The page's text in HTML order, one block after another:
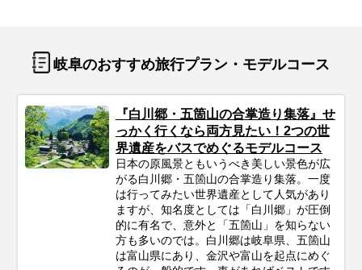
岐阜のおすすめ旅行プラン・モデルコース
『白川郷・五箇山の合掌造り集落』せ
っかく行くなら両方見たい！2つの世
界遺産をバスでめぐるモデルコース
日本の原風景ともいうべき美しい景色が広
がる白川郷・五箇山の合掌造り集落。一度
は行ってみたい世界遺産として人気があり
ますが、知名度としては「白川郷」が圧倒
的に有名で、意外と「五箇山」を知らない
方も多いのでは。白川郷は岐阜県、五箇山
は富山県にあり、金沢や富山を起点にめぐ